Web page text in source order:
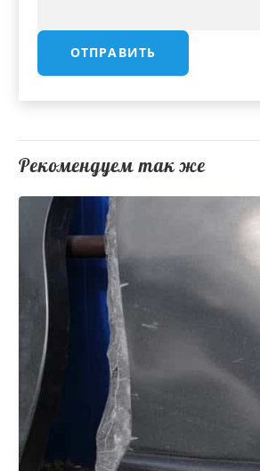
Рекомендуем так же